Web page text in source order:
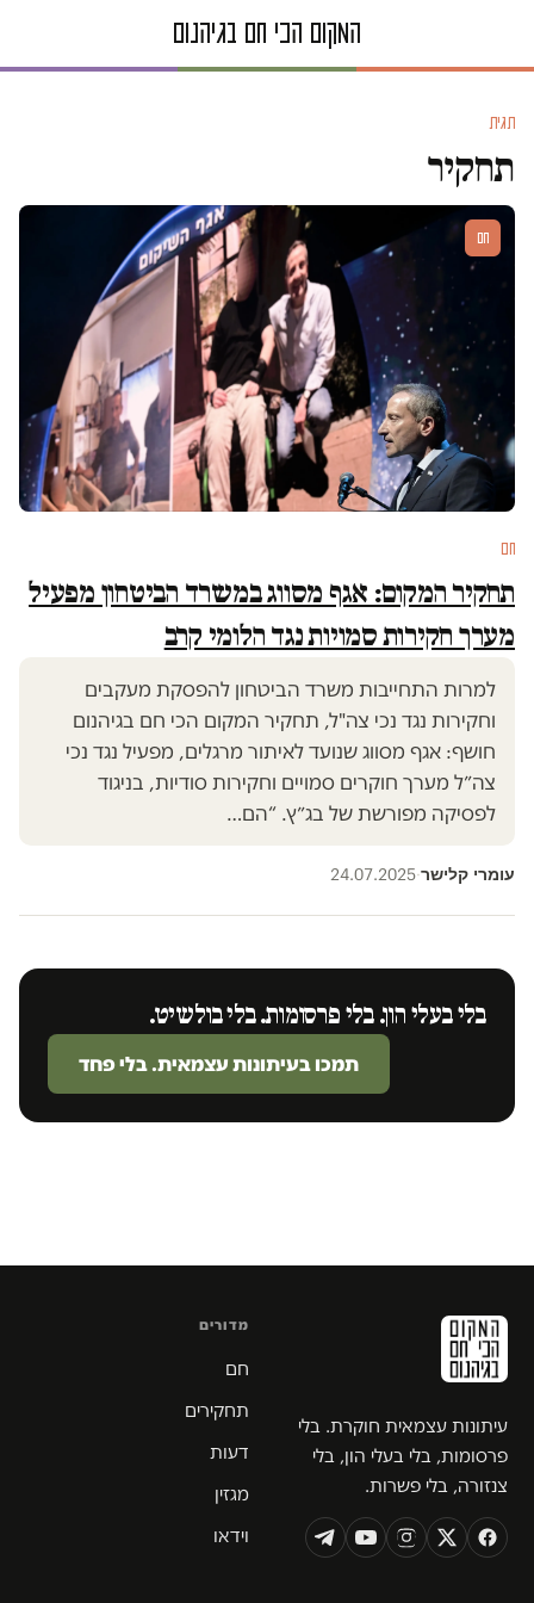
תגית
תחקיר
חם
חם
תחקיר המקום: אגף מסווג במשרד הביטחון מפעיל
מערך חקירות סמויות נגד הלומי קרב
למרות התחייבות משרד הביטחון להפסקת מעקבים
וחקירות נגד נכי צה"ל, תחקיר המקום הכי חם בגיהנום
חושף: אגף מסווג שנועד לאיתור מרגלים, מפעיל נגד נכי
צה״ל מערך חוקרים סמויים וחקירות סודיות, בניגוד
לפסיקה מפורשת של בג״ץ. “הם…
עומרי קלישר·
24.07.2025
בלי בעלי הון. בלי פרסומות. בלי בולשיט.
תמכו בעיתונות עצמאית. בלי פחד
עיתונות עצמאית חוקרת. בלי
פרסומות, בלי בעלי הון, בלי
צנזורה, בלי פשרות.
מדורים
חם
תחקירים
דעות
מגזין
וידאו